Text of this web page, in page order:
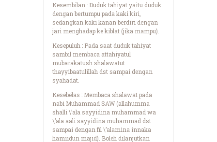
Kesembilan : Duduk tahiyat yaitu duduk
dengan bertumpu pada kaki kiri,
sedangkan kaki kanan berdiri dengan
jari menghadap ke kiblat (jika mampu).
Kesepuluh : Pada saat duduk tahiyat
sambil membaca attahiyatul
mubarakatush shalawatut
thayyibaatulillah dst sampai dengan
syahadat.
Kesebelas : Membaca shalawat pada
nabi Muhammad SAW (allahumma
shalli \’ala sayyidina muhammad wa
\’ala aali sayyidina muhammad dst
sampai dengan fil \’alamina innaka
hamiidun majid). Boleh dilanjutkan